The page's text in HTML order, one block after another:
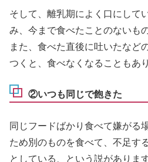
そして、離乳期によく口にして
み、今まで食べたことのないも
また、食べた直後に吐いたなど
つくと、食べなくなることもあ
②いつも同じで飽きた
同じフードばかり食べて嫌がる
ため別のものを食べて、不足す
としている、という説があります